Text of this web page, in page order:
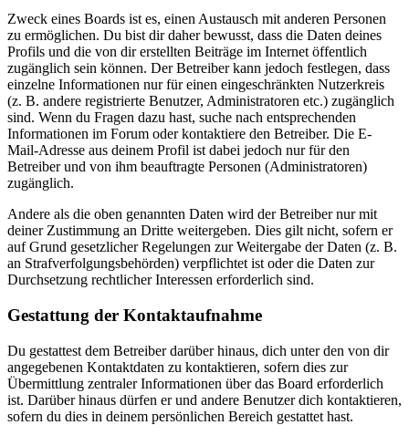
Zweck eines Boards ist es, einen Austausch mit anderen Personen
zu ermöglichen. Du bist dir daher bewusst, dass die Daten deines
Profils und die von dir erstellten Beiträge im Internet öffentlich
zugänglich sein können. Der Betreiber kann jedoch festlegen, dass
einzelne Informationen nur für einen eingeschränkten Nutzerkreis
(z. B. andere registrierte Benutzer, Administratoren etc.) zugänglich
sind. Wenn du Fragen dazu hast, suche nach entsprechenden
Informationen im Forum oder kontaktiere den Betreiber. Die E-
Mail-Adresse aus deinem Profil ist dabei jedoch nur für den
Betreiber und von ihm beauftragte Personen (Administratoren)
zugänglich.
Andere als die oben genannten Daten wird der Betreiber nur mit
deiner Zustimmung an Dritte weitergeben. Dies gilt nicht, sofern er
auf Grund gesetzlicher Regelungen zur Weitergabe der Daten (z. B.
an Strafverfolgungsbehörden) verpflichtet ist oder die Daten zur
Durchsetzung rechtlicher Interessen erforderlich sind.
Gestattung der Kontaktaufnahme
Du gestattest dem Betreiber darüber hinaus, dich unter den von dir
angegebenen Kontaktdaten zu kontaktieren, sofern dies zur
Übermittlung zentraler Informationen über das Board erforderlich
ist. Darüber hinaus dürfen er und andere Benutzer dich kontaktieren,
sofern du dies in deinem persönlichen Bereich gestattet hast.